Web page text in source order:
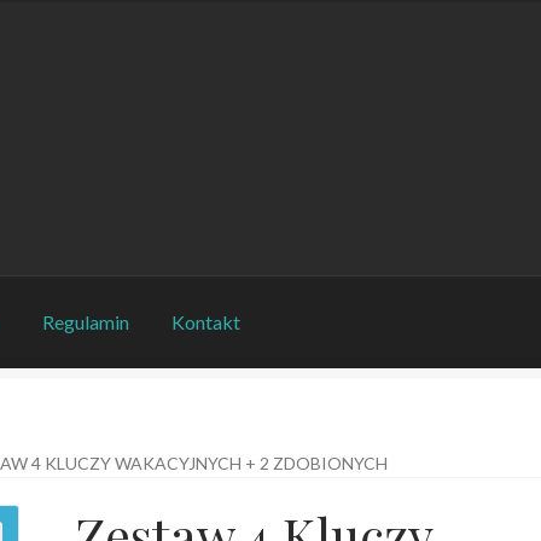
Regulamin Kontakt
4 KLUCZY WAKACYJNYCH + 2 ZDOBIONYCH